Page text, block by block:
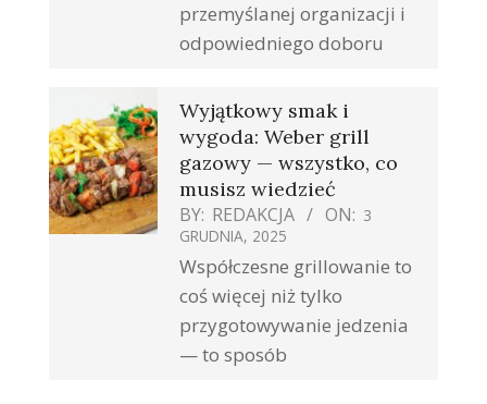
przemyślanej organizacji i
odpowiedniego doboru
Wyjątkowy smak i
wygoda: Weber grill
gazowy — wszystko, co
musisz wiedzieć
BY: REDAKCJA ON: 3
GRUDNIA, 2025
Współczesne grillowanie to
coś więcej niż tylko
przygotowywanie jedzenia
— to sposób